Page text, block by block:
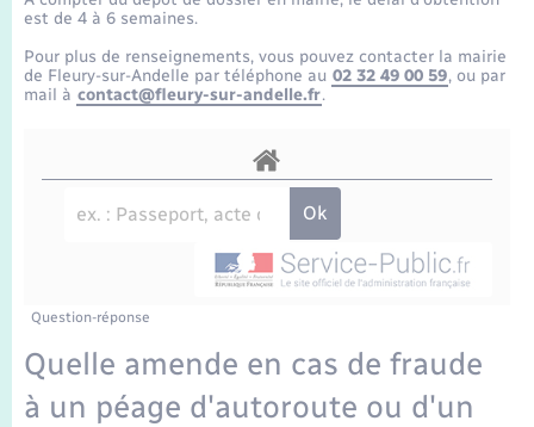
Etat-civil - Papiers - Citoyenneté
Mariage – PACS
Recensement
Loisirs
Organisation d’événement
Transports scolaires
Travaux - Autorisation d’occupation de l’espace
public
Compétences
Présentation de la commune
La Communauté de communes
est de 4 à 6 semaines.
Pour plus de renseignements, vous pouvez contacter la mairie
de Fleury-sur-Andelle par téléphone au 02 32 49 00 59, ou par
mail à contact@fleury-sur-andelle.fr.
Question-réponse
Quelle amende en cas de fraude
à un péage d'autoroute ou d'un